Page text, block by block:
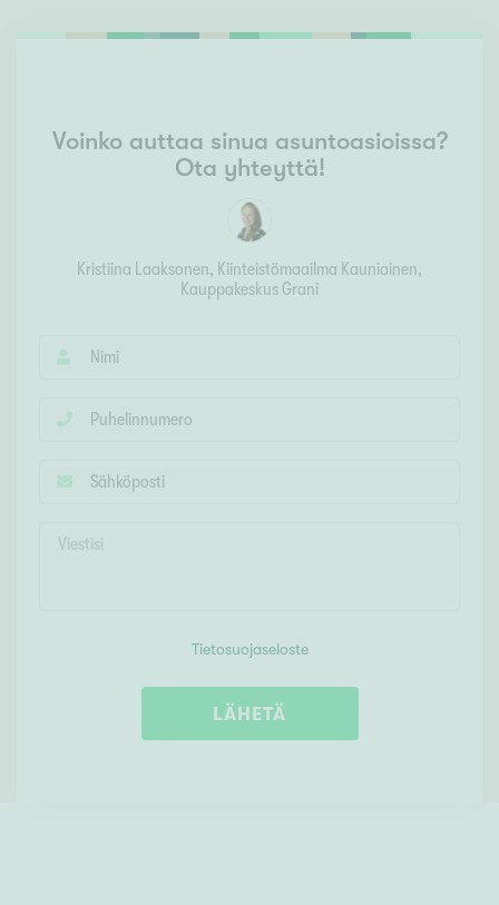
Voinko auttaa sinua asuntoasioissa?
Ota yhteyttä!
Kristiina Laaksonen, Kiinteistömaailma Kauniainen,
Kauppakeskus Grani
Tietosuojaseloste
LÄHETÄ